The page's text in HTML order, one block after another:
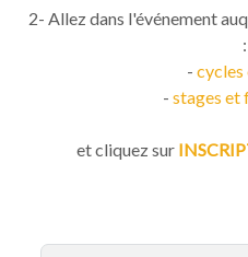
2- Allez dans l'événement
:
- cycles
- stages et
et cliquez sur